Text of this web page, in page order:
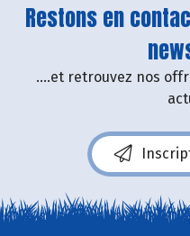
Restons en
....et retrouvez nos